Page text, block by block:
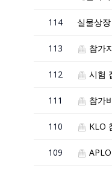
114 실물상
113 참가
112 시험
111 참가
110 KLO
109